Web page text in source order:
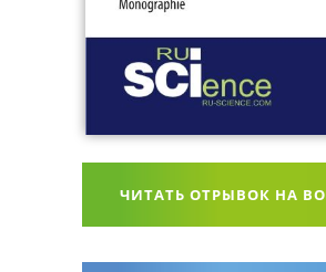
ЧИТАТЬ ОТРЫВОК НА